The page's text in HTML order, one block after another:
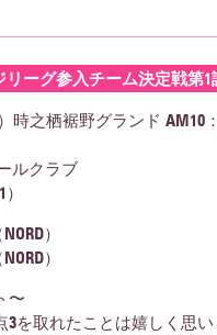
リーグ参入チーム決定戦第1
時之栖裾野グランド AM10
ルクラブ
）
）
〜
を取れたことは嬉しく思い